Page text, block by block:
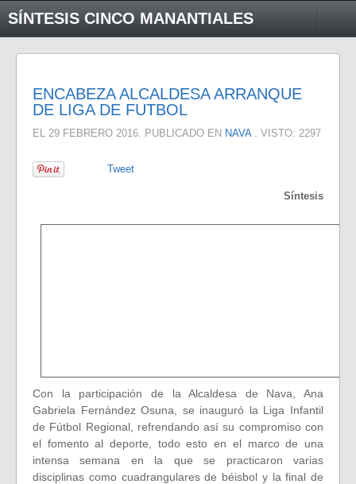
SÍNTESIS CINCO MANANTIALES
ENCABEZA ALCALDESA ARRANQUE
DE LIGA DE FUTBOL
EL 29 FEBRERO 2016. PUBLICADO EN NAVA. VISTO: 2297
Tweet
Síntesis
Con la participación de la Alcaldesa de Nava, Ana
Gabriela Fernández Osuna, se inauguró la Liga Infantil
de Fútbol Regional, refrendando así su compromiso con
el fomento al deporte, todo esto en el marco de una
intensa semana en la que se practicaron varias
disciplinas como cuadrangulares de béisbol y la final de